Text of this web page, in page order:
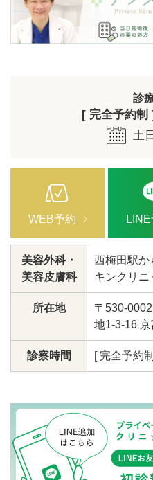
診
[ 完全予約制
土
WEB予約
美容外科・
美容皮膚科
西梅田駅
キンクリニ
所在地
〒530-
地1-3-16
診察時間 [ 完全予約